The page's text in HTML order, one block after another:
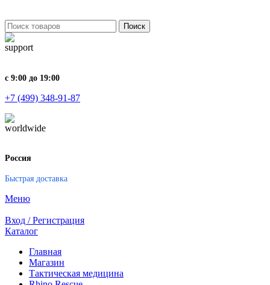
Поиск
с 9:00 до 19:00
+7 (499) 348-91-87
Россия
Быстрая доставка
Меню
Вход / Регистрация
Каталог
Главная
Магазин
Тактическая медицина